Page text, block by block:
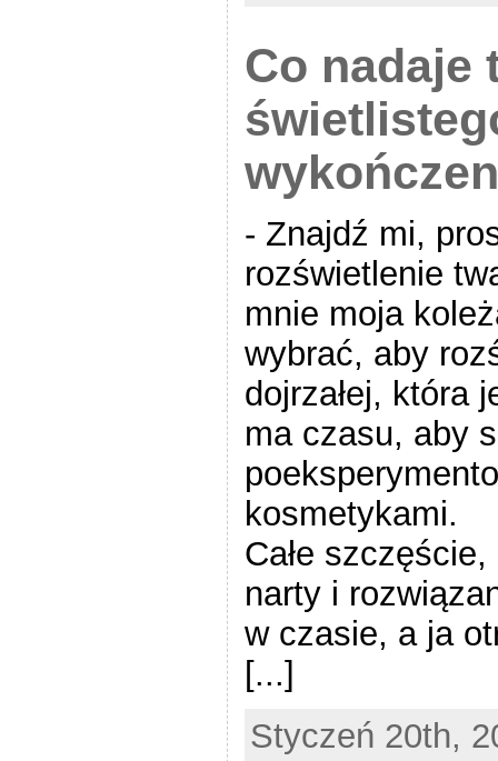
Co nadaje
- Znajdź mi,
rozświetlenie
mnie moja
wybrać, aby
dojrzałej, która
ma czasu, aby
kosmetykami.
Całe
narty i
w czasie, a ja
[...]
Styczeń 20th,